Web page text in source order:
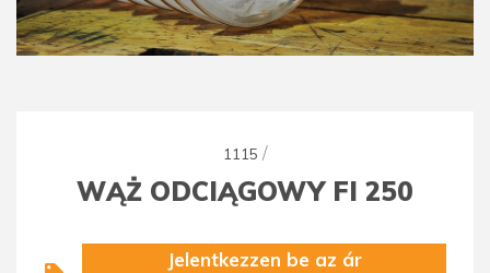
1115 /
WĄŻ ODCIĄGOWY FI 250
Jelentkezzen be az ár